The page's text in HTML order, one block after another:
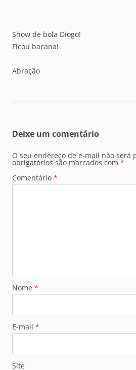
Show de bola Diogo!
Ficou bacana!
Abração
Deixe um comentário
O seu endereço de e-mail não será
obrigatórios são marcados com *
Comentário *
Nome *
E-mail *
Site